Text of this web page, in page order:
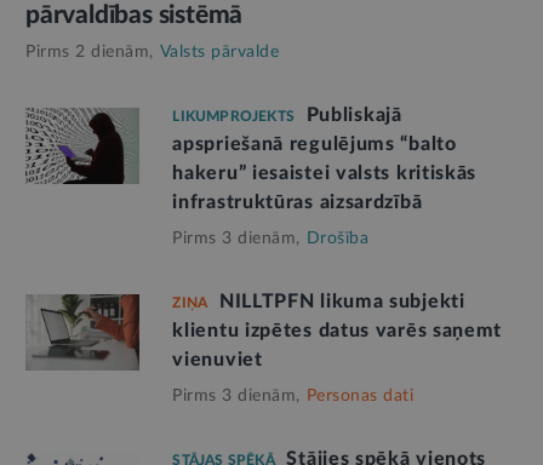
pārvaldības sistēmā
Pirms 2 dienām, Valsts pārvalde
LIKUMPROJEKTS
Publiskajā
apspriešanā regulējums “balto
hakeru” iesaistei valsts kritiskās
infrastruktūras aizsardzībā
Pirms 3 dienām, Drošība
ZIŅA
NILLTPFN likuma subjekti
klientu izpētes datus varēs saņemt
vienuviet
Pirms 3 dienām, Personas dati
STĀJAS SPĒKĀ
Stājies spēkā vienots